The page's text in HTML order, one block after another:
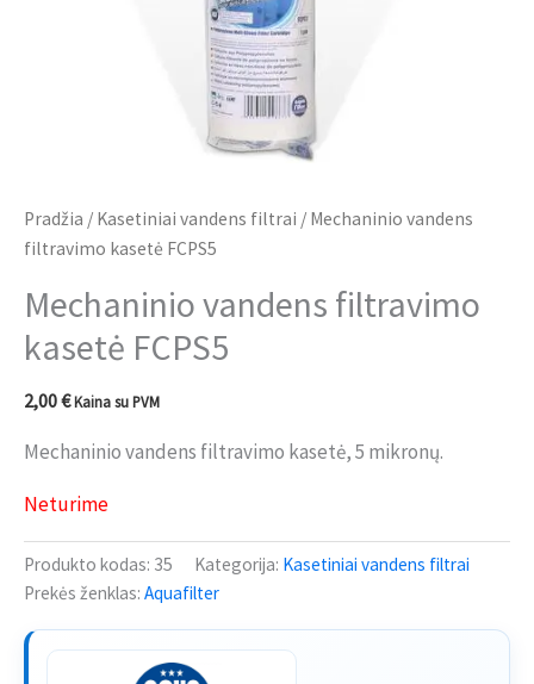
Pradžia / Kasetiniai vandens filtrai / Mechaninio vandens
filtravimo kasetė FCPS5
Mechaninio vandens filtravimo
kasetė FCPS5
2,00€Kaina su PVM
Mechaninio vandens filtravimo kasetė, 5 mikronų.
Neturime
Produkto kodas: 35 Kategorija: Kasetiniai vandens filtrai
Prekės ženklas: Aquafilter